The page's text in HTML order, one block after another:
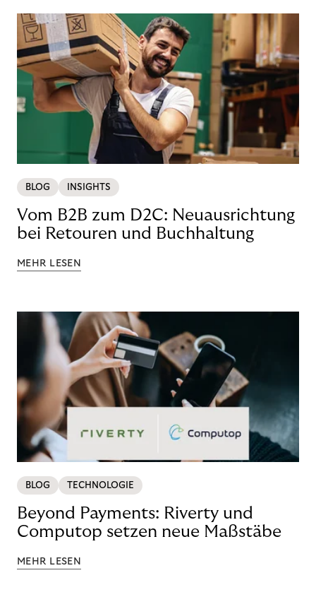
BLOG INSIGHTS
Vom B2B zum D2C: Neuausrichtung
bei Retouren und Buchhaltung
MEHR LESEN
BLOG TECHNOLOGIE
Beyond Payments: Riverty und
Computop setzen neue Maßstäbe
MEHR LESEN